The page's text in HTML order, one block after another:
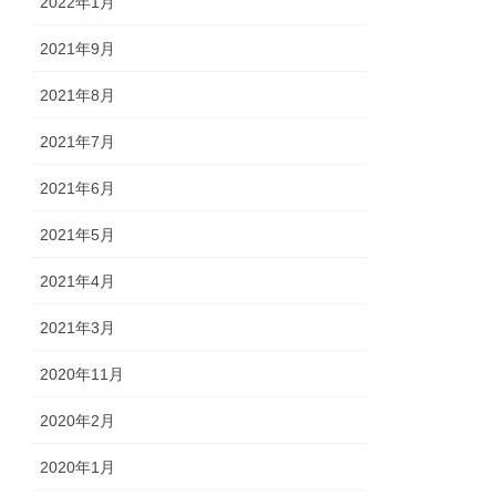
2021年9月
2021年8月
2021年7月
2021年6月
2021年5月
2021年4月
2021年3月
2020年11月
2020年2月
2020年1月